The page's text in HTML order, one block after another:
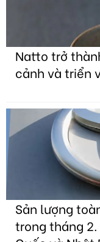
Natto trở
cảnh và triển
Sản lượng
trong tháng